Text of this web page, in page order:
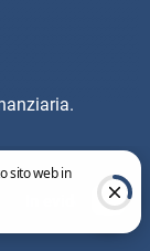
In evidenza